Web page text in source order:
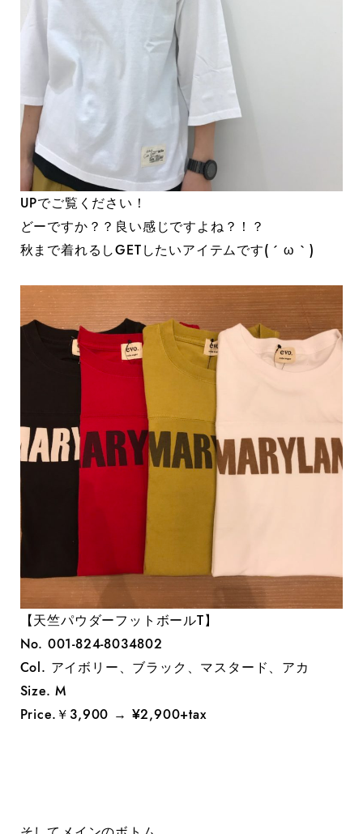
UPでご覧ください！
どーですか？？良い感じですよね？！？
秋まで着れるしGETしたいアイテムです( ´ ω ` )
【天竺パウダーフットボールT】
No. 001-824-8034802
Col. アイボリー、ブラック、マスタード、アカ
Size. M
Price.￥3,900 → ¥2,900+tax